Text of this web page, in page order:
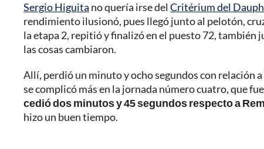
Sergio Higuita no quería irse del Critérium del
rendimiento ilusionó, pues llegó junto al pelotón,
la etapa 2, repitió y finalizó en el puesto 72, también
las cosas cambiaron.
Allí, perdió un minuto y ocho segundos con relación
se complicó más en la jornada número cuatro, que
cedió dos minutos y 45 segundos respecto a
hizo un buen tiempo.